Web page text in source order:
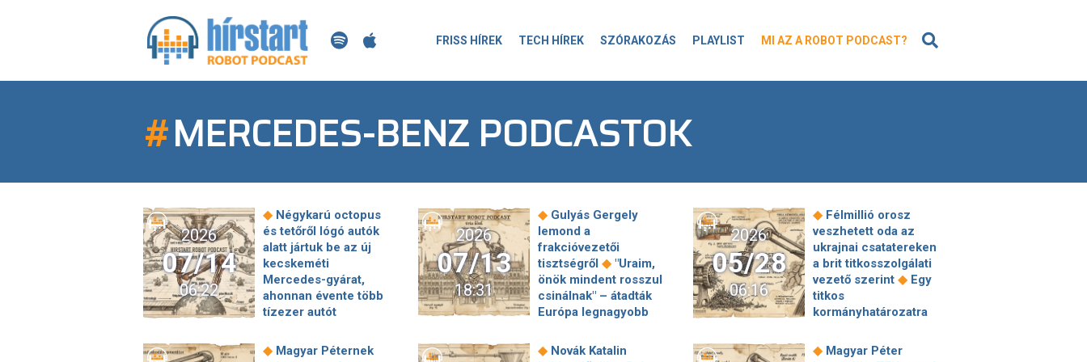
FRISS HÍREK TECH HÍREK SZÓRAKOZÁS PLAYLIST MI AZ A ROBOT PODCAST?
#MERCEDES-BENZ PODCASTOK
2026
07/14
06:22
◆ Négykarú octopus
és tetőről lógó autók
alatt jártuk be az új
kecskeméti
Mercedes-gyárat,
ahonnan évente több
tízezer autót
Belebukott a sárvári
2026
07/13
18:31
◆ Gulyás Gergely
lemond a
frakcióvezetői
tisztségről ◆ "Uraim,
önök mindent rosszul
csinálnak" – átadták
Európa legnagyobb
Kecskeméten
2026
05/28
06:16
◆ Félmillió orosz
veszhetett oda az
ukrajnai csatatereken
a brit titkosszolgálati
vezető szerint ◆ Egy
titkos
kormányhatározatra
legalább százmilliárd
◆ Magyar Péternek
◆ Novák Katalin
◆ Magyar Péter